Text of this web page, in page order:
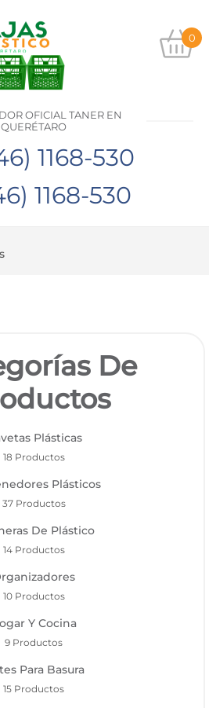
0
OFICIAL TANER EN
QUERÉTARO
1168-530
1168-530
De
Plásticas
18 Productos
Plásticos
37 Productos
De Plástico
14 Productos
10 Productos
Y Cocina
9 Productos
Para Basura
15 Productos